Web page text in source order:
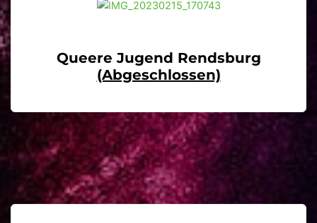
Queere Jugend Rendsburg
(abgeschlossen)